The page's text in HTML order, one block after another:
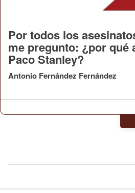
Por todos los
me pregunto: ¿por qué
Paco Stanley?
Antonio Fernández Fernández